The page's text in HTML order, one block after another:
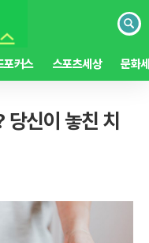
검
포커스 스포츠세상 문화
신이 놓친 치